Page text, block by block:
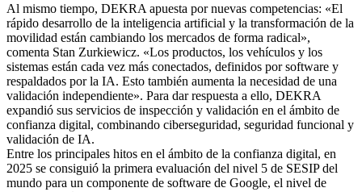
Al mismo tiempo, DEKRA apuesta por nuevas competencias: «El
rápido desarrollo de la inteligencia artificial y la transformación de la
movilidad están cambiando los mercados de forma radical»,
comenta Stan Zurkiewicz. «Los productos, los vehículos y los
sistemas están cada vez más conectados, definidos por software y
respaldados por la IA. Esto también aumenta la necesidad de una
validación independiente». Para dar respuesta a ello, DEKRA
expandió sus servicios de inspección y validación en el ámbito de
confianza digital, combinando ciberseguridad, seguridad funcional y
validación de IA.
Entre los principales hitos en el ámbito de la confianza digital, en
2025 se consiguió la primera evaluación del nivel 5 de SESIP del
mundo para un componente de software de Google, el nivel de